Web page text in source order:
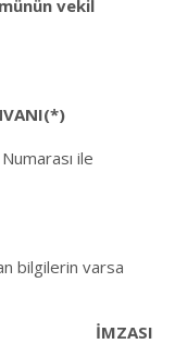
vekil
ile
bilgilerin varsa
İMZASI